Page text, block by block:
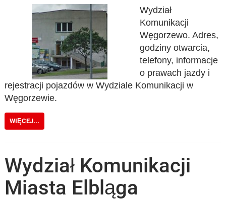
Wydział
Komunikacji
Węgorzewo. Adres,
godziny otwarcia,
telefony, informacje
o prawach jazdy i
rejestracji pojazdów w Wydziale Komunikacji w
Węgorzewie.
WIĘCEJ...
Wydział Komunikacji
Miasta Elbląga